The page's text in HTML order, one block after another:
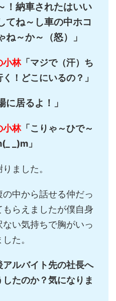
！納車されたはいい
てね～し車の中ホコ
ね～か～（怒）」
小林「マジで（汗）ち
！どこにいるの？」
に居るよ！」
小林「こりゃ～ひで～
_)m」
ました。
の中から話せる仲だっ
もらえましたが僕自身
ない気持ちで胸がいっ
た。
アルバイト先の社長へ
たのか？気になりま